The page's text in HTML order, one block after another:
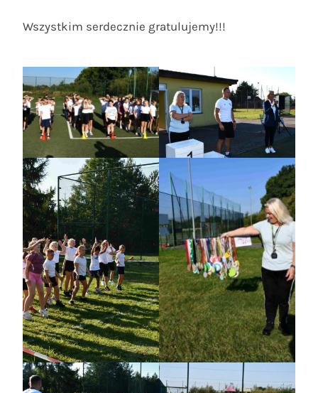
Wszystkim serdecznie gratulujemy!!!